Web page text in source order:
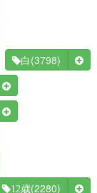
白 (3798)
12歳(2280)